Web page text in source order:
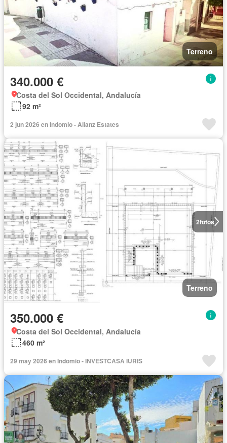
Terreno
340.000 €
Costa del Sol Occidental, Andalucía
92 m²
2 jun 2026 en Indomio - Alianz Estates
2fotos
Terreno
350.000 €
Costa del Sol Occidental, Andalucía
460 m²
29 may 2026 en Indomio - INVESTCASA IURIS